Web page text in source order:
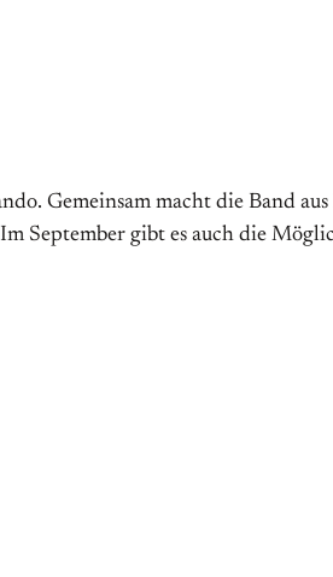
Gemeinsam macht die Band
September gibt es auch die